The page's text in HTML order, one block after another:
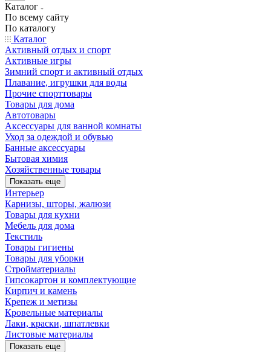
Каталог
По всему сайту
По каталогу
Каталог
Активный отдых и спорт
Активные игры
Зимний спорт и активный отдых
Плавание, игрушки для воды
Прочие спорттовары
Товары для дома
Автотовары
Аксессуары для ванной комнаты
Уход за одеждой и обувью
Банные аксессуары
Бытовая химия
Хозяйственные товары
Показать еще
Интерьер
Карнизы, шторы, жалюзи
Товары для кухни
Мебель для дома
Текстиль
Товары гигиены
Товары для уборки
Стройматериалы
Гипсокартон и комплектующие
Кирпич и камень
Крепеж и метизы
Кровельные материалы
Лаки, краски, шпатлевки
Листовые материалы
Показать еще